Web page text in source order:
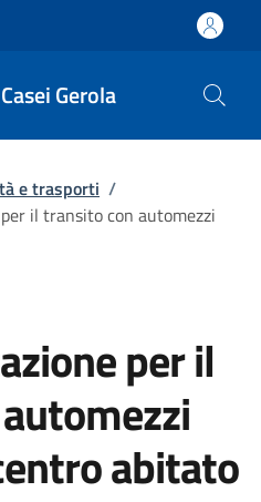
Gerola
e trasporti /
il transito con automezzi
per il
abitato